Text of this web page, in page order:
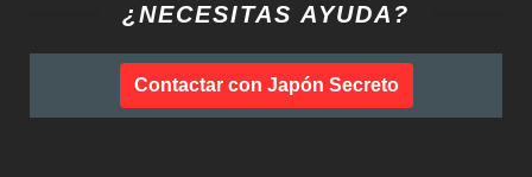
¿NECESITAS AYUDA?
Contactar con Japón Secreto